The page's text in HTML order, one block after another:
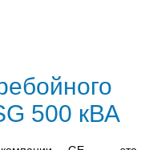
500 кВА